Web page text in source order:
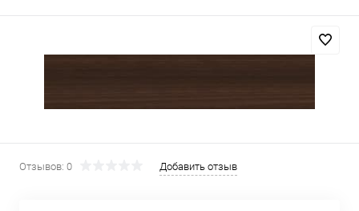
Отзывов: 0 Добавить отзыв